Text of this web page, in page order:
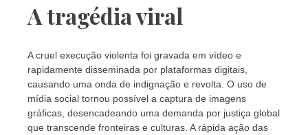
A tragédia viral
A cruel execução violenta foi gravada em vídeo e
rapidamente disseminada por plataformas digitais,
causando uma onda de indignação e revolta. O uso de
mídia social tornou possível a captura de imagens
gráficas, desencadeando uma demanda por justiça global
que transcende fronteiras e culturas. A rápida ação das